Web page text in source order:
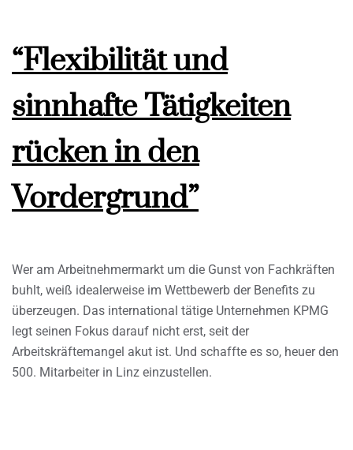
“Flexibilität und
sinnhafte Tätigkeiten
rücken in den
Vordergrund”
Wer am Arbeitnehmermarkt um die Gunst von Fachkräften
buhlt, weiß idealerweise im Wettbewerb der Benefits zu
überzeugen. Das international tätige Unternehmen KPMG
legt seinen Fokus darauf nicht erst, seit der
Arbeitskräftemangel akut ist. Und schaffte es so, heuer den
500. Mitarbeiter in Linz einzustellen.